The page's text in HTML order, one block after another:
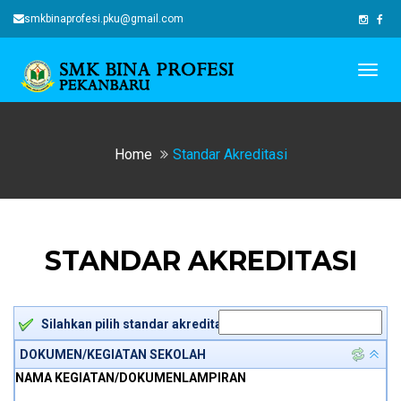
smkbinaprofesi.pku@gmail.com
Home Standar Akreditasi
STANDAR AKREDITASI
Silahkan pilih standar akreditasi dahulu -->
DOKUMEN/KEGIATAN SEKOLAH
NAMA KEGIATAN/DOKUMEN LAMPIRAN